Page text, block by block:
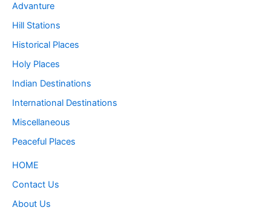
Advanture
Hill Stations
Historical Places
Holy Places
Indian Destinations
International Destinations
Miscellaneous
Peaceful Places
HOME
Contact Us
About Us